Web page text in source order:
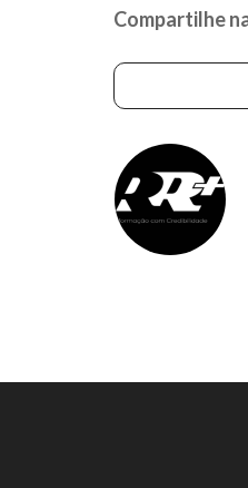
Compartilhe